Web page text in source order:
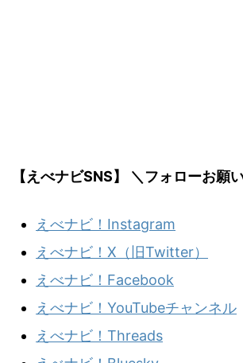
【えべナビSNS】 ＼フォローお願
えべナビ！Instagram
えべナビ！X（旧Twitter）
えべナビ！Facebook
えべナビ！YouTubeチャンネル
えべナビ！Threads